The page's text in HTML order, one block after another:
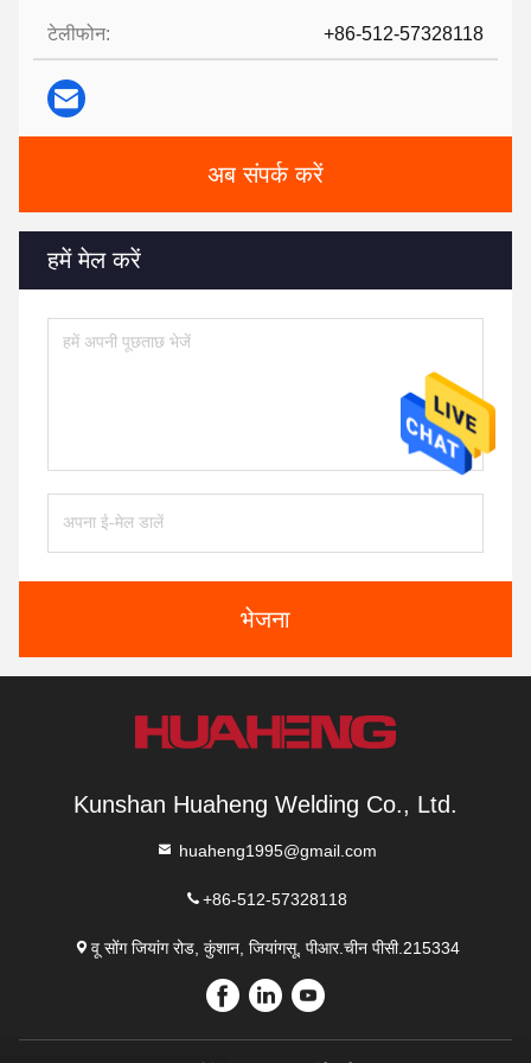
टेलीफोन: +86-512-57328118
अब संपर्क करें
हमें मेल करें
भेजना
Kunshan Huaheng Welding Co., Ltd.
huaheng1995@gmail.com
+86-512-57328118
वू सोंग जियांग रोड, कुंशान, जियांगसू, पीआर.चीन पीसी.215334